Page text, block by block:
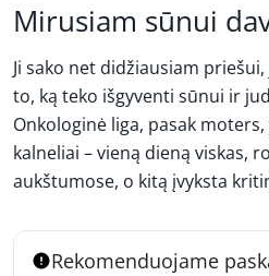
Mirusiam sūnui
Ji sako net didžiausiam
to, ką teko išgyventi sūnui ir
Onkologinė liga, pasak
kalneliai – vieną dieną viskas,
aukštumose, o kitą įvyksta
Rekomenduojame